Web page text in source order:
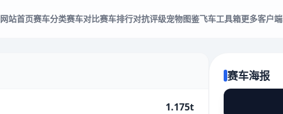
网站首页赛车分类赛车对比赛车排行对抗评级宠物图鉴飞车工具箱更多客户端
1.175t
赛车海报